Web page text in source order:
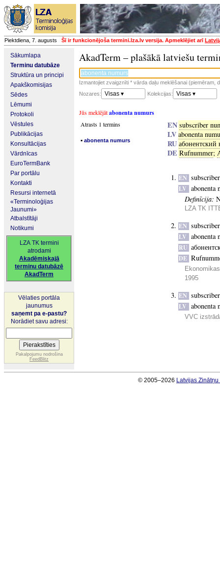
Piektdiena, 7. augusts Šī ir funkcionējoša termini.lza.lv versija. Apmeklējiet arī
Sākumlapa
Terminu datubāze
Struktūra un principi
Apakškomisijas
Sēdes
Lēmumi
Protokoli
Vēstules
Publikācijas
Konsultācijas
Vārdnīcas
EuroTermBank
Par portālu
Kontakti
Resursi internetā
«Terminoloģijas
Jaunumi»
Atbalstītāji
Notikumi
LZA TK termini
atrodami
Akadēmiskajā
terminu datubāzē
AkadTerm
Vēlaties portāla
jaunumus
saņemt pa e-pastu?
Norādiet savu adresi:
Pakalpojumu nodrošina
FeedBlitz
AkadTerm – plašākā latviešu
Izmantojiet zvaigznīti * vārda daļu meklēšanai (piemēram,
Nozares:
Visas ▾ Kolekcijas: Visas ▾
Jūs meklējātabonenta numurs
Atrasts 1 termins
▪ abonenta numurs
EN subscriber
LV abonenta
RU абонентский
DE Rufnummer;
EN
LV abonenta
Definīcija:
LZA TK
EN
LV abonenta
RU
DE
1995
EN
LV abonenta
VVC
© 2005–2026 Latvijas